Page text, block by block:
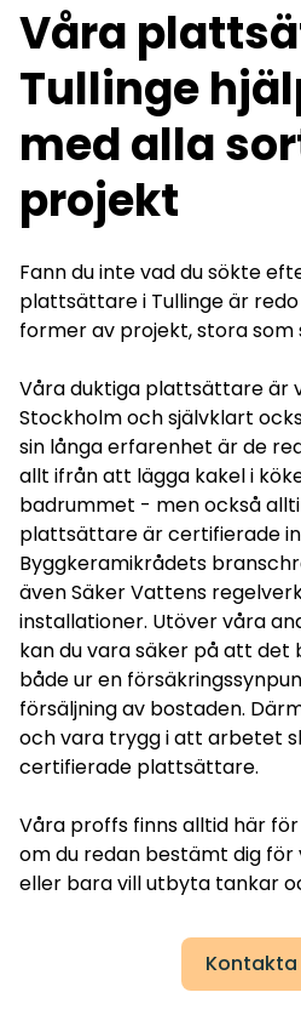
Våra
Tullinge
med alla
projekt
Fann du inte vad du sökte
plattsättare i Tullinge är
former av projekt, stora som
Våra duktiga plattsättare är
Stockholmoch självklart
sin långa erfarenhet är de
allt ifrån att lägga kakel i
badrummet - men också
plattsättare är certifierade
Byggkeramikrådets
även Säker Vattens
installationer. Utöver våra
kan du vara säker på att det
både ur en
försäljning av bostaden.
och vara trygg i att arbetet
certifierade plattsättare.
Våra proffs finns alltid här
om du redan bestämt dig
eller bara vill utbyta tankar
Kontakta